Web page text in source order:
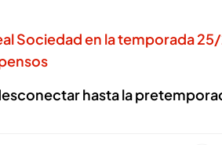
Sociedad en la temporada
hasta la